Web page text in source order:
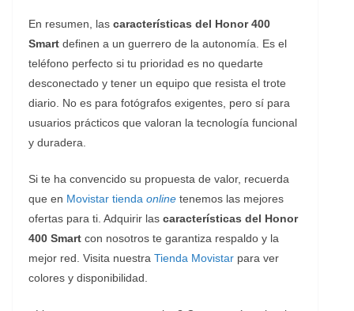
En resumen, las características del Honor 400
Smart definen a un guerrero de la autonomía. Es el
teléfono perfecto si tu prioridad es no quedarte
desconectado y tener un equipo que resista el trote
diario. No es para fotógrafos exigentes, pero sí para
usuarios prácticos que valoran la tecnología funcional
y duradera.
Si te ha convencido su propuesta de valor, recuerda
que en Movistar tienda online tenemos las mejores
ofertas para ti. Adquirir las características del Honor
400 Smart con nosotros te garantiza respaldo y la
mejor red. Visita nuestra Tienda Movistar para ver
colores y disponibilidad.